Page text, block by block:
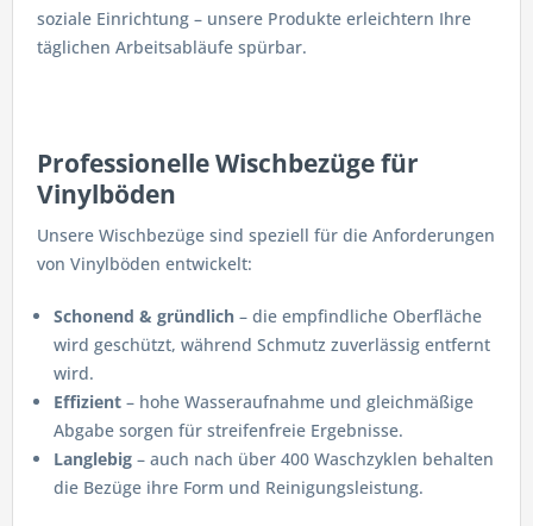
soziale Einrichtung – unsere Produkte erleichtern Ihre
täglichen Arbeitsabläufe spürbar.
Professionelle Wischbezüge für
Vinylböden
Unsere Wischbezüge sind speziell für die Anforderungen
von Vinylböden entwickelt:
Schonend & gründlich – die empfindliche Oberfläche
wird geschützt, während Schmutz zuverlässig entfernt
wird.
Effizient – hohe Wasseraufnahme und gleichmäßige
Abgabe sorgen für streifenfreie Ergebnisse.
Langlebig – auch nach über 400 Waschzyklen behalten
die Bezüge ihre Form und Reinigungsleistung.